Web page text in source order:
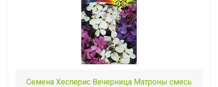
Семена Хесперис Вечерница Матроны смесь